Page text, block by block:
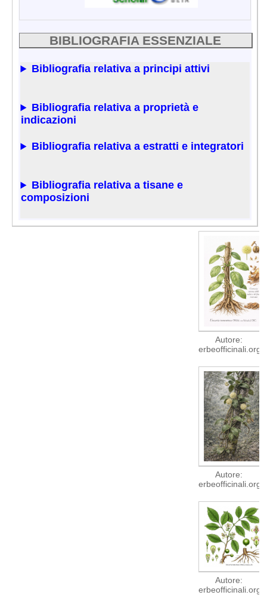
BIBLIOGRAFIA ESSENZIALE
Bibliografia relativa a principi attivi
Bibliografia relativa a proprietà e
indicazioni
Bibliografia relativa a estratti e integratori
Bibliografia relativa a tisane e
composizioni
Autore:
erbeofficinali.org
Autore:
erbeofficinali.org
Autore:
erbeofficinali.org